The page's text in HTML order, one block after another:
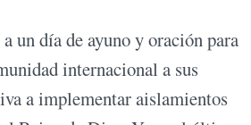
un día de ayuno y oración para
internacional a sus
a implementar aislamientos